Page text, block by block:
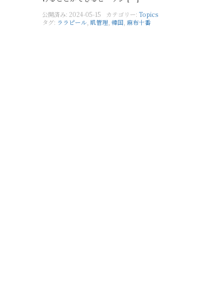
公開済み: 2024-05-15 カテゴリー: Topics
タグ: ララピール 肌管理 韓国 麻布十番